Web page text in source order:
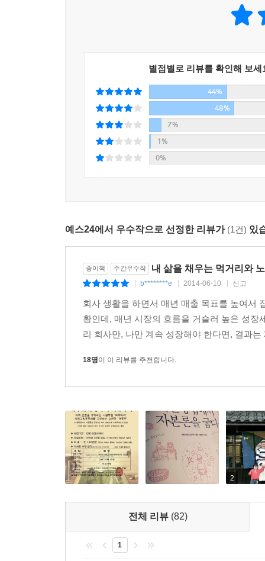
빵을 만드는 데 없어서는 안 되는 ‘균’의 목소리
목소리와 닮았다는 사실을 깨닫기 시작했기 때문
이 책에서 저자는 21세기 일본 도쿄와 산업혁
저임금?장시간 노동을 강요받았던 과거와 마찬
임금의 정체, 이윤의 탄생과정, 기술혁신의 무용에
않는’ 음식을 만들어내는 인위적인 균인 것이다.
이러한 부패하지 않는 음식은 먹거리의 가격
사용가치를 위장함으로써 먹거리를 만드는 사람
틀림없이 노동력도 비싸지기 때문이다. (중략) 식
계속 떨어질 것이다.”(『자본론』1권 4편 10장)
또한 먹거리를 생산하는 노동은 지극히 단순해져
“기술혁신은 결코 노동자를 풍족하게 만들어주지
요구된다.”(『공산당 선언』)
그는 『자본론』 공부를 통해 자신이 추구하고
부패하지 않는다는 의미다. 부패는커녕 오히려
있다. 결국 이러한 ‘부패와 순환하지 않는’ 돈이
생각하게 된다. 또한 지속가능한 삶과 사회에 대
‘이윤’보다는 소중한 것을 위해 빵을 굽고 싶다
별점별로 리뷰를 확인해 보세
44%
48%
7%
1%
0%
예스24에서 우수작으로 선정한 리뷰가 (1건) 있
종이책 주간우수작 내 삶을 채우는 먹거리와
b********e 2014-06-10 신고
회사 생활을 하면서 매년 매출 목표를 높여서
황인데, 매년 시장의 흐름을 거슬러 높은 성
리 회사만, 나만 계속 성장해야 한다면, 결과
18명이 이 리뷰를 추천합니다.
2
전체 리뷰 (82)
1